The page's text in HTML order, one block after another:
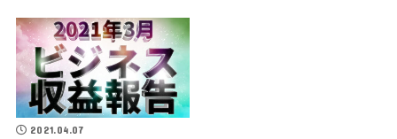
2021.04.07